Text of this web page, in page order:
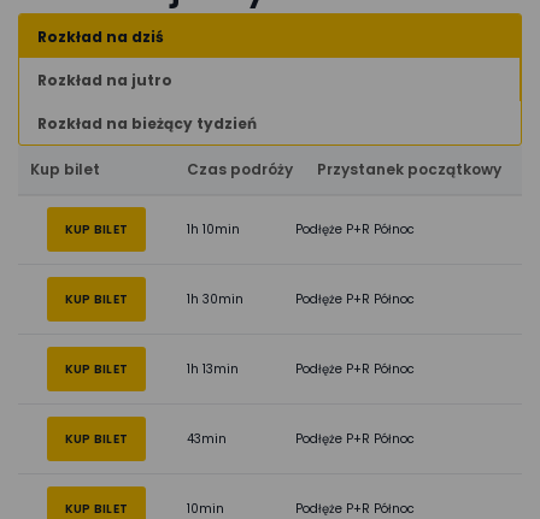
Rozkład na dziś
Rozkład na jutro
Rozkład na bieżący tydzień
Kup bilet Czas podróży Przystanek początkowy
KUP BILET 1h 10min Podłęże P+R Północ
KUP BILET 1h 30min Podłęże P+R Północ
KUP BILET 1h 13min Podłęże P+R Północ
KUP BILET 43min Podłęże P+R Północ
KUP BILET 10min Podłęże P+R Północ